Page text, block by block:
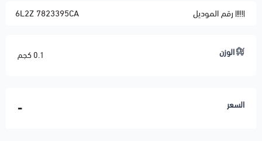
رقم الموديل 6L2Z 7823395CA
الوزن 0.1 كجم
السعر -